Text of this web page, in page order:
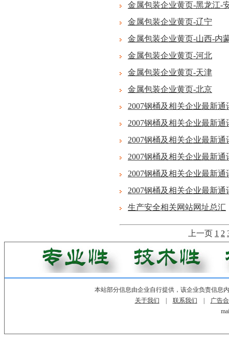
金属包装企业黄页-黑龙江-
金属包装企业黄页-辽宁
金属包装企业黄页-山西-内
金属包装企业黄页-河北
金属包装企业黄页-天津
金属包装企业黄页-北京
2007钢桶及相关企业最新通
2007钢桶及相关企业最新通
2007钢桶及相关企业最新通
2007钢桶及相关企业最新通
2007钢桶及相关企业最新通
2007钢桶及相关企业最新通
生产安全相关网站网址总汇
上一页 1 2
本站部分信息由企业自行提供，该企业负责信息
关于我们
联系我们
广告